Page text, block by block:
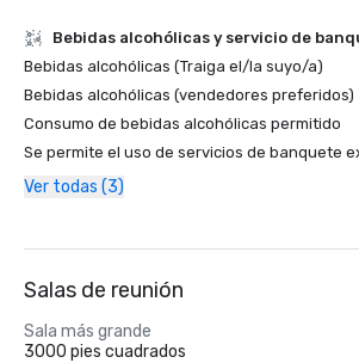
Bebidas alcohólicas y servicio de
Bebidas alcohólicas (Traiga el/la suyo/a)
Bebidas alcohólicas (vendedores preferidos)
Consumo de bebidas alcohólicas permitido
Se permite el uso de servicios de banquete
Ver todas (3)
Salas de reunión
Sala más grande
3000 pies cuadrados